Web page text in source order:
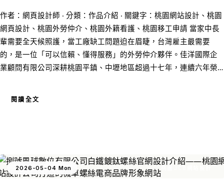
作者：網頁設計師 ‧ 分類：作品介紹 ‧ 關鍵字：桃園網站設計、桃園
網頁設計、桃園外勞仲介、桃園外籍看護、桃園移工申請 當家中長
輩需要全天候照護，當工廠缺工問題迫在眉睫，台灣雇主最需要
的，是一位「可以信賴、懂得服務」的外勞仲介夥伴。佳洋國際企
業顧問有限公司深耕桃園平鎮、中壢地區超過十七年，連續六年榮
閱讀全文
2026-05-04 Mon